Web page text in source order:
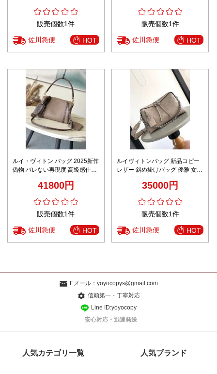
販売個数1件
佐川急便 HOT
販売個数1件
佐川急便 HOT
ルイ・ヴィトン バッグ 2025新作
偽物 バレない再現度 高級感仕上
41800円
販売個数1件
佐川急便 HOT
ルイヴィトンバッグ 新品コピー
レザー 斜め掛けバッグ 優雅 女性
35000円
販売個数1件
佐川急便 HOT
Eメール： yoyocopys@gmail.com
信頼第一・丁寧対応
Line ID:yoyocopy
安心対応・迅速発送
人気カテゴリ一覧 人気ブランド